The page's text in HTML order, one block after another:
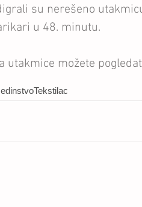
su nerešeno
u 48. minutu.
utakmice možete
Tekstilac